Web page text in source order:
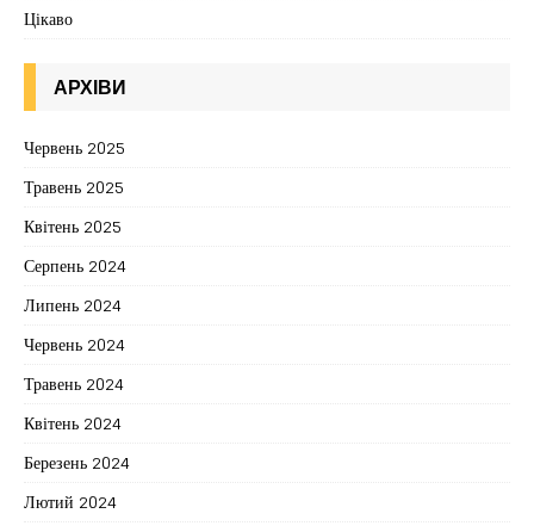
Цікаво
АРХІВИ
Червень 2025
Травень 2025
Квітень 2025
Серпень 2024
Липень 2024
Червень 2024
Травень 2024
Квітень 2024
Березень 2024
Лютий 2024